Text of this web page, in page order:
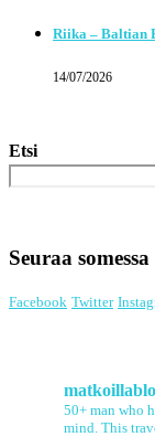
Riika – Baltian
14/07/2026
Etsi
Seuraa somessa
Facebook Twitter
50+ man who
mind. This